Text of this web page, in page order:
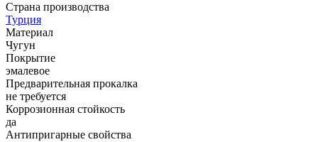
Страна производства
Турция
Материал
Чугун
Покрытие
эмалевое
Предварительная прокалка
не требуется
Коррозионная стойкость
да
Антипригарные свойства